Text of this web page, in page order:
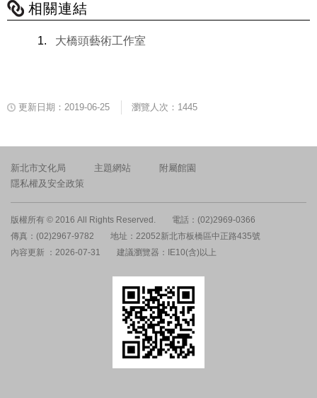
相關連結
大橋頭藝術工作室
更新日期：2019-06-25 瀏覽人次：1445
新北市文化局 主題網站
附屬館園
隱私權及安全政策
版權所有 © 2016 All Rights Reserved.
電話：(02)2969-0366
傳真：(02)2967-9782
地址：22052新北市板橋區中正路435號
內容更新 ：2026-07-31
建議瀏覽器：IE10(含)以上